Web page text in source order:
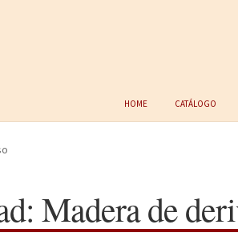
Home Catálogo
Madera de